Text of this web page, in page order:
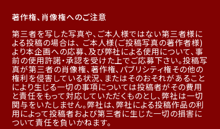
著作権、肖像権へのご注意
第三者を写した写真や、ご本人様ではない第三者様に
よる投稿の場合は、 ご本人様(ご投稿写真の著作者様)
より本企画への応募、及び弊社による使用について、事
前の使用許諾・承認を受けた上でご応募下さい。投稿写
真が第三者の肖像権、著作権、パブリシティ権その他の
権利を侵害している状況、またはそのおそれがあること
により生じる一切の事項については投稿者がその費用
と責任をもって対応していただくものとし、弊社は一切
関与をいたしません。弊社は、弊社による投稿作品の利
用によって投稿者および第三者に生じた一切の損害に
ついて責任を負いかねます。